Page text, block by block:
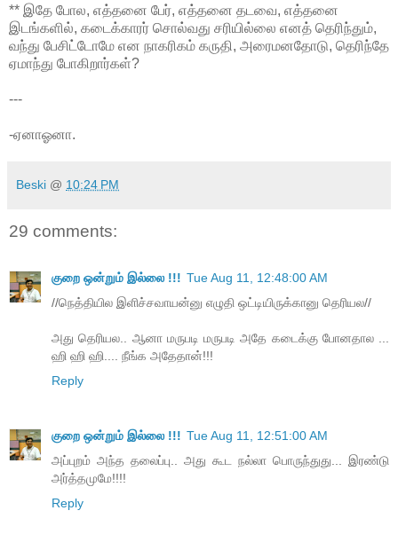
** இதே போல, எத்தனை பேர், எத்தனை தடவை, எத்தனை
இடங்களில், கடைக்காரர் சொல்வது சரியில்லை எனத் தெரிந்தும்,
வந்து பேசிட்டோமே என நாகரிகம் கருதி, அரைமனதோடு, தெரிந்தே
ஏமாந்து போகிறார்கள்?
---
-ஏனாஓனா.
Beski @ 10:24 PM
29 comments:
குறை ஒன்றும் இல்லை !!! Tue Aug 11, 12:48:00 AM
//நெத்தியில இளிச்சவாயன்னு எழுதி ஒட்டியிருக்கானு தெரியல//
அது தெரியல.. ஆனா மருபடி மருபடி அதே கடைக்கு போனதால ...
ஹி ஹி ஹி.... நீங்க அதேதான்!!!
Reply
குறை ஒன்றும் இல்லை !!! Tue Aug 11, 12:51:00 AM
அப்புறம் அந்த தலைப்பு.. அது கூட நல்லா பொருந்துது... இரண்டு
அர்த்தமுமே!!!!
Reply